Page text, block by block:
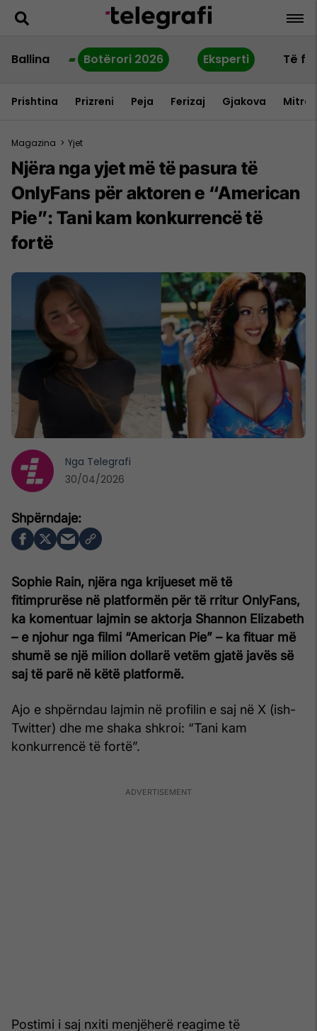
Ballina Botërori 2026 Eksperti Të
Prishtina Prizreni Peja Ferizaj Gjakova
Magazina > Yjet
Njëra nga yjet më të pasura të
OnlyFans për aktoren e “American
Pie”: Tani kam konkurrencë të
fortë
Sophie Rain, njëra nga krijueset më të
fitimprurëse në platformën për të rritur OnlyFans,
ka komentuar lajmin se aktorja Shannon Elizabeth
– e njohur nga filmi “American Pie” – ka fituar më
shumë se një milion dollarë vetëm gjatë javës së
saj të parë në këtë platformë.
Ajo e shpërndau lajmin në profilin e saj në X (ish-
Twitter) dhe me shaka shkroi: “Tani kam
konkurrencë të fortë”.
Postimi i saj nxiti menjëherë reagime të
Nga Telegrafi
30/04/2026